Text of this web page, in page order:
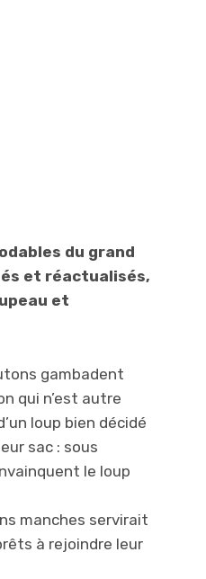
du grand
et réactualisés,
et
gambadent
qui n’est autre
loup bien décidé
sac : sous
le loup
manches servirait
à rejoindre leur